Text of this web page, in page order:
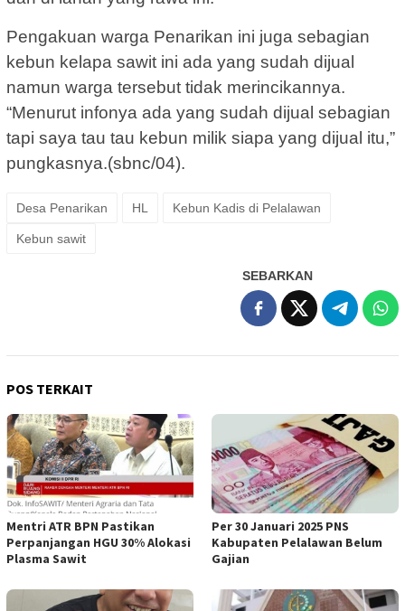
Pengakuan warga Penarikan ini juga sebagian
kebun kelapa sawit ini ada yang sudah dijual
namun warga tersebut tidak merincikannya.
“Menurut infonya ada yang sudah dijual sebagian
tapi saya tau tau kebun milik siapa yang dijual itu,”
pungkasnya.(sbnc/04).
Desa Penarikan HL Kebun Kadis di Pelalawan
Kebun sawit
SEBARKAN
POS TERKAIT
Mentri ATR BPN Pastikan
Perpanjangan HGU 30% Alokasi
Plasma Sawit
Per 30 Januari 2025 PNS
Kabupaten Pelalawan Belum
Gajian